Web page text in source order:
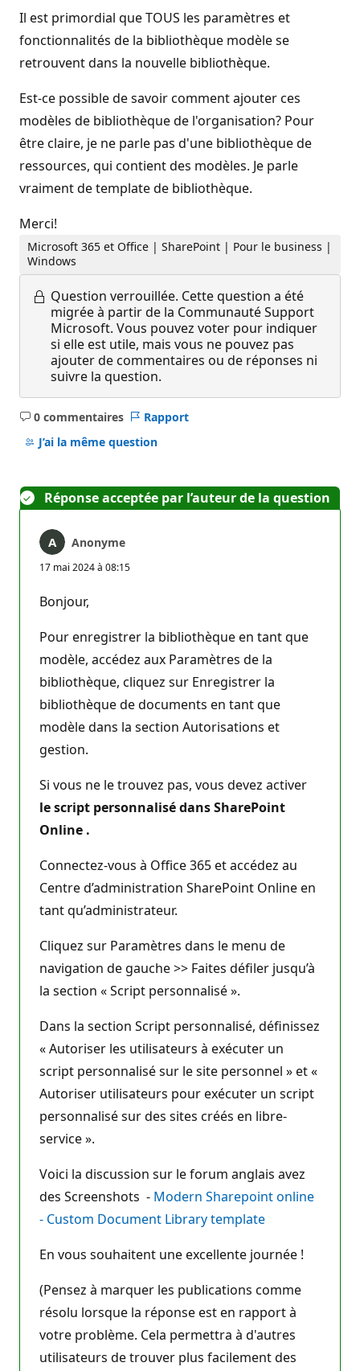
Il est primordial que TOUS les paramètres et
fonctionnalités de la bibliothèque modèle se
retrouvent dans la nouvelle bibliothèque.
Est-ce possible de savoir comment ajouter ces
modèles de bibliothèque de l'organisation? Pour
être claire, je ne parle pas d'une bibliothèque de
ressources, qui contient des modèles. Je parle
vraiment de template de bibliothèque.
Merci!
Microsoft 365 et Office | SharePoint | Pour le business |
Windows
Question verrouillée. Cette question a été
migrée à partir de la Communauté Support
Microsoft. Vous pouvez voter pour indiquer
si elle est utile, mais vous ne pouvez pas
ajouter de commentaires ou de réponses ni
suivre la question.
0 commentaires
Aucun
commentaire
Rapport
J’ai la même question
Réponse acceptée par l’auteur de la question
Anonyme
17 mai 2024 à 08:15
Bonjour,
Pour enregistrer la bibliothèque en tant que
modèle, accédez aux Paramètres de la
bibliothèque, cliquez sur Enregistrer la
bibliothèque de documents en tant que
modèle dans la section Autorisations et
gestion.
Si vous ne le trouvez pas, vous devez activer
le script personnalisé dans SharePoint
Online .
Connectez-vous à Office 365 et accédez au
Centre d’administration SharePoint Online en
tant qu’administrateur.
Cliquez sur Paramètres dans le menu de
navigation de gauche >> Faites défiler jusqu’à
la section « Script personnalisé ».
Dans la section Script personnalisé, définissez
« Autoriser les utilisateurs à exécuter un
script personnalisé sur le site personnel » et «
Autoriser utilisateurs pour exécuter un script
personnalisé sur des sites créés en libre-
service ».
Voici la discussion sur le forum anglais avez
des Screenshots - Modern Sharepoint online
- Custom Document Library template
En vous souhaitent une excellente journée !
(Pensez à marquer les publications comme
résolu lorsque la réponse est en rapport à
votre problème. Cela permettra à d'autres
utilisateurs de trouver plus facilement des